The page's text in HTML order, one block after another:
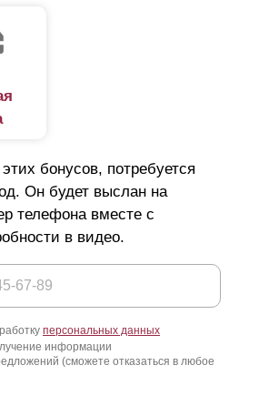
бонусов, потребуется
Он будет выслан на
телефона вместе с
в видео.
персональных данных
информации
(сможете отказаться в любое